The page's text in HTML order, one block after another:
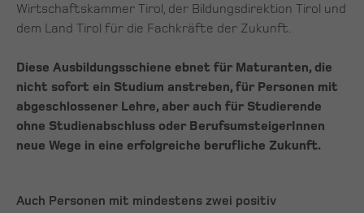
Wirtschaftskammer Tirol, der Bildungsdirektion Tirol und
dem Land Tirol für die Fachkräfte der Zukunft.
Diese Ausbildungsschiene ebnet für Maturanten, die
nicht sofort ein Studium anstreben, für Personen mit
abgeschlossener Lehre, aber auch für Studierende
ohne Studienabschluss oder BerufsumsteigerInnen
neue Wege in eine erfolgreiche berufliche Zukunft.
Auch Personen mit mindestens zwei positiv